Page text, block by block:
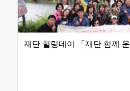
재단 힐링데이 「재단 함께